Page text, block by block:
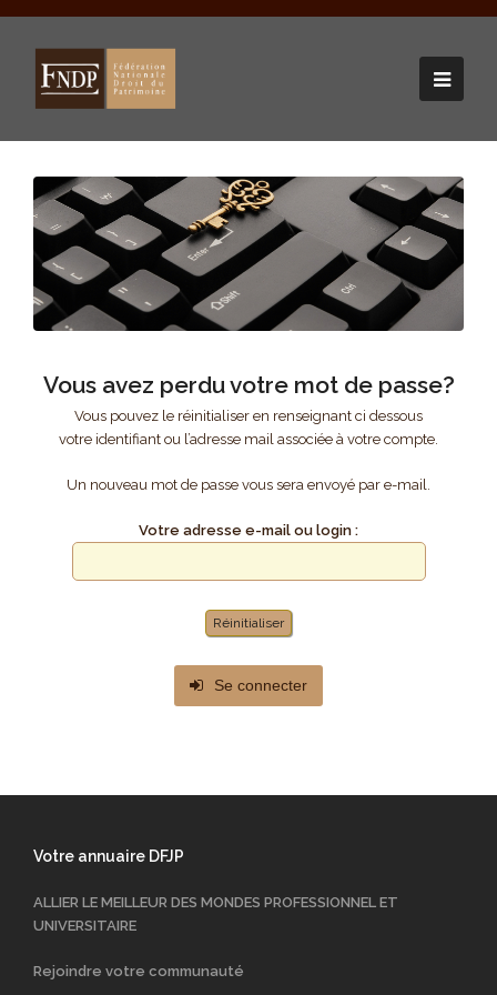
Vous avez perdu votre mot de passe?
Vous pouvez le réinitialiser en renseignant ci dessous
votre identifiant ou l’adresse mail associée à votre compte.
Un nouveau mot de passe vous sera envoyé par e-mail.
Votre adresse e-mail ou login :
Se connecter
Votre annuaire DFJP
ALLIER LE MEILLEUR DES MONDES PROFESSIONNEL ET
UNIVERSITAIRE
Rejoindre votre communauté